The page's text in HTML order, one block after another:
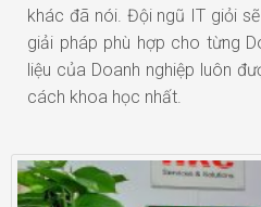
khác đã nói. Đội ngũ IT giỏi
giải pháp phù hợp cho từng
liệu của Doanh nghiệp luôn
cách khoa học nhất.